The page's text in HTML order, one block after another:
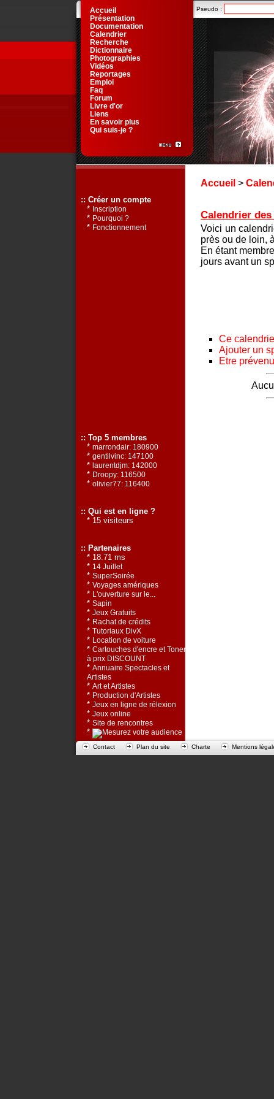
Accueil >
Calendrier
Voici un
près ou de loin,
En étant
jours avant un
Ce
Ajouter un
Etre
Pseudo :
Accueil
Présentation
Documentation
Calendrier
Recherche
Dictionnaire
Photographies
Vidéos
Reportages
Emploi
Faq
Forum
Livre d'or
Liens
En savoir plus
Qui suis-je ?
:: Créer un compte
* Inscription
* Pourquoi ?
* Fonctionnement
:: Top 5 membres
* marrondair: 180900
* gentilvinc: 147100
* laurentdjm: 142000
* Droopy: 116500
* olivier77: 116400
:: Qui est en ligne ?
* 15 visiteurs
:: Partenaires
* 18.71 ms
* 14 Juillet
* SuperSoirée
* Voyages amériques
* L'ouverture sur le...
* Sapin
* Jeux Gratuits
* Rachat de crédits
* Tutoriaux DivX
* Location de voiture
* Cartouches d'encre et Toners
à prix DISCOUNT
* Annuaire Spectacles et
Artistes
* Art et Artistes
* Production d'Artistes
* Jeux en ligne de rélexion
* Jeux online
* Site de rencontres
*
Contact Plan du site Charte Mentions